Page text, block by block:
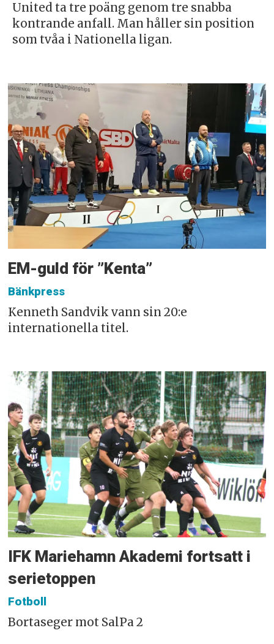
United ta tre poäng genom tre snabba
kontrande anfall. Man håller sin position
som tvåa i Nationella ligan.
EM-guld för ”Kenta”
Bänkpress
Kenneth Sandvik vann sin 20:e
internationella titel.
IFK Mariehamn Akademi fortsatt i
serietoppen
Fotboll
Bortaseger mot SalPa 2